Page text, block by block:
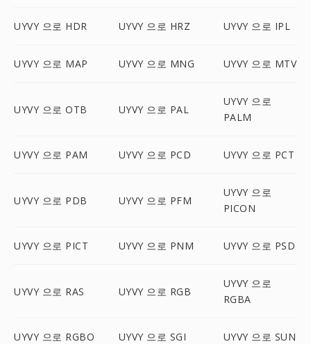
UYVY 으로 HDR UYVY 으로 HRZ UYVY 으로 IPL
UYVY 으로 MAP UYVY 으로 MNG UYVY 으로 MTV
UYVY 으로 OTB UYVY 으로 PAL
UYVY 으로
PALM
UYVY 으로 PAM UYVY 으로 PCD UYVY 으로 PCT
UYVY 으로 PDB UYVY 으로 PFM
UYVY 으로
PICON
UYVY 으로 PICT UYVY 으로 PNM UYVY 으로 PSD
UYVY 으로 RAS UYVY 으로 RGB
UYVY 으로
RGBA
UYVY 으로 RGBO UYVY 으로 SGI UYVY 으로 SUN